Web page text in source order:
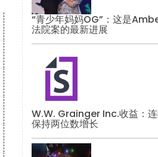
“青少年妈妈OG”：这是
法院案的最新进展
W.W. Grainger Inc.收益：
保持两位数增长